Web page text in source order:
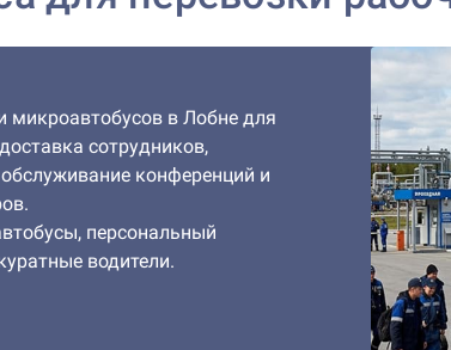
микроавтобусов в Лобне для
сотрудников,
конференций и
персональный
водители.